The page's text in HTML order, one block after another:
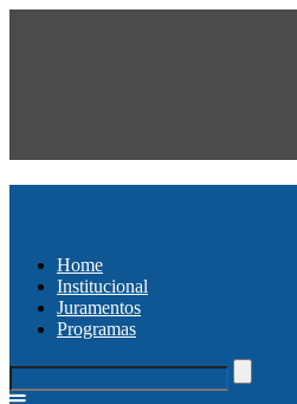
Home
Institucional
Juramentos
Programas